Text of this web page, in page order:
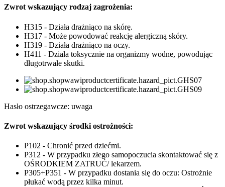
Zwrot wskazujący rodzaj zagrożenia:
H315 - Działa drażniąco na skórę.
H317 - Może powodować reakcję alergiczną skóry.
H319 - Działa drażniąco na oczy.
H411 - Działa toksycznie na organizmy wodne, powodując
długotrwałe skutki.
Hasło ostrzegawcze: uwaga
Zwrot wskazujący środki ostrożności:
P102 - Chronić przed dziećmi.
P312 - W przypadku złego samopoczucia skontaktować się z
OŚRODKIEM ZATRUĆ/ lekarzem.
P305+P351 - W przypadku dostania się do oczu: Ostrożnie
płukać wodą przez kilka minut.